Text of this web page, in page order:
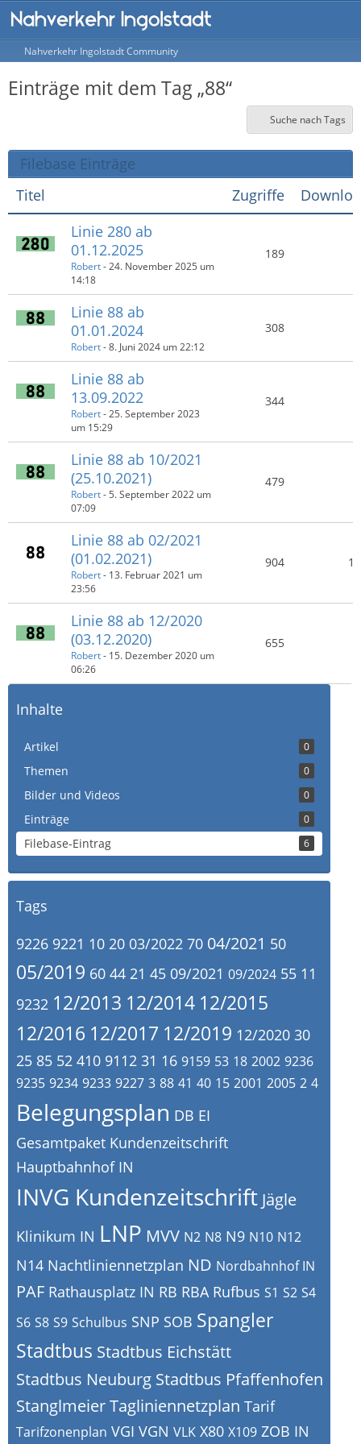
Nahverkehr Ingolstadt Community
Einträge mit dem Tag „88“
Suche nach Tags
Filebase Einträge
Titel
Zugriffe
Linie 280 ab
01.12.2025
Robert-24. November 2025 um
14:18
189
Linie 88 ab
01.01.2024
Robert-8. Juni 2024 um 22:12
308
Linie 88 ab
13.09.2022
Robert-25. September 2023
um 15:29
344
Linie 88 ab 10/2021
(25.10.2021)
Robert-5. September 2022 um
07:09
479
Linie 88 ab 02/2021
(01.02.2021)
Robert- 13. Februar 2021 um
23:56
904
Linie 88 ab 12/2020
(03.12.2020)
Robert- 15. Dezember 2020 um
06:26
655
Inhalte
Artikel 0
Themen 0
Bilder und Videos 0
Einträge 0
Filebase-Eintrag 6
Tags
9226 9221 10 20 03/2022 70 04/2021 50
05/2019 60 44 21 45 09/2021 09/2024 55 11
9232 12/2013 12/2014 12/2015
12/2016 12/2017 12/2019 12/2020 30
25 85 52 410 9112 31 16 9159 53 18 2002 9236
9235 9234 9233 9227 3 88 41 40 15 2001 2005 2 4
Belegungsplan DB EI
Gesamtpaket Kundenzeitschrift
Hauptbahnhof IN
INVG Kundenzeitschrift Jägle
Klinikum IN LNP MVV N2 N8 N9 N10 N12
N14 Nachtliniennetzplan ND Nordbahnhof IN
PAF Rathausplatz IN RB RBA Rufbus S1 S2 S4
S6 S8 S9 Schulbus SNP SOB Spangler
Stadtbus Stadtbus Eichstätt
Stadtbus Neuburg Stadtbus Pfaffenhofen
StanglmeierTagliniennetzplan Tarif
Tarifzonenplan VGI VGN VLK X80 X109 ZOB IN